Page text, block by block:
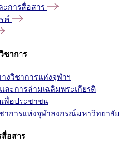
ะการสื่อสาร
ค์
ชาการ
งวิชาการแห่งจุฬาฯ
ละการล่ามเฉลิมพระเกียรติ
พื่อประชาชน
าการแห่งจุฬาลงกรณ์มหาวิทยาลัย
สื่อสาร